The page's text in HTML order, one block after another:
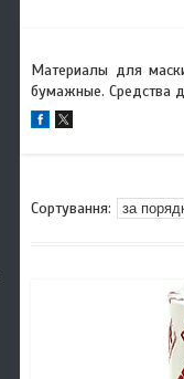
Материалы для
бумажные. Средства